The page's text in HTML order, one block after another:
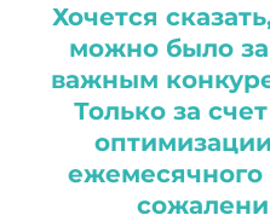
Хочется
можно было
важным
Только за